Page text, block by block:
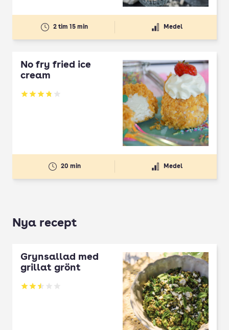
2 tim 15 min Medel
No fry fried ice
cream
Betyg: 3.82 av 5
20 min Medel
Nya recept
Grynsallad med
grillat grönt
Betyg: 2.5 av 5